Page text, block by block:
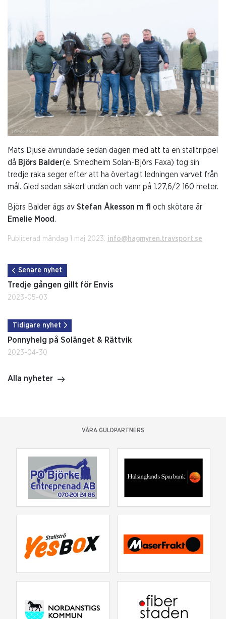
Mats Djuse avrundade sedan dagen med att ta en stalltrippel
då Björs Balder(e. Smedheim Solan-Björs Faxa) tog sin
tredje raka seger efter att ha övertagit ledningen varvet från
mål. Gled sedan säkert undan och vann på 1.27,6/2 160 meter.
Björs Balder ägs av Stefan Åkesson m fl och skötare är
Emelie Mood.
Publicerad måndag 1 maj 2023. info@hagmyren.travsport.se
Senare nyhet
Tredje gången gillt för Envis
2023-05-03
Tidigare nyhet
Ponnyhelg på Solänget & Rättvik
2023-04-30
Alla nyheter
VÅRA GULDPARTNERS